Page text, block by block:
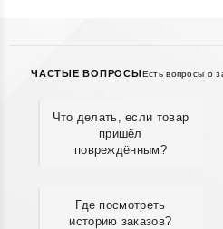
ЧАСТЫЕ ВОПРОСЫЕсть вопросы о
Что делать, если товар
пришёл
повреждённым?
Где посмотреть
историю заказов?